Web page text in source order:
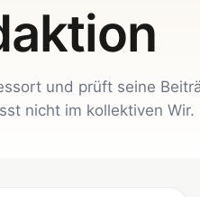
und prüft seine
nicht im kollektiven Wir.